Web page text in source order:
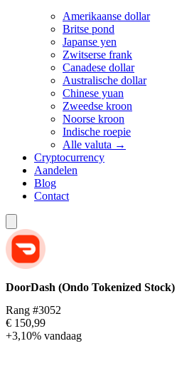
Amerikaanse dollar
Britse pond
Japanse yen
Zwitserse frank
Canadese dollar
Australische dollar
Chinese yuan
Zweedse kroon
Noorse kroon
Indische roepie
Alle valuta →
Cryptocurrency
Aandelen
Blog
Contact
DoorDash (Ondo Tokenized Stock)
Rang #3052
€ 150,99
+3,10% vandaag